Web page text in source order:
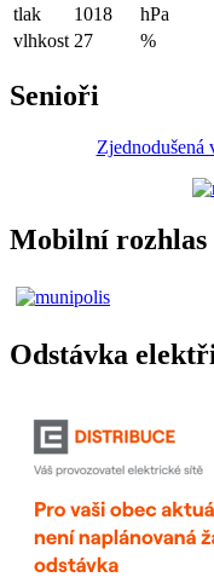
tlak
1018
hPa
vlhkost 27 %
Senioři
Zjednodušená
Mobilní rozhlas
Odstávka